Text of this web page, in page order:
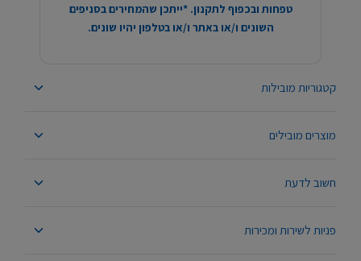
קטגוריות מובילות
מוצרים מובילים
חשוב לדעת
פניות לשירות ומכירות
טפחות ובכפוף לתקנון. *ייתכן שהמחירים בסניפים
השונים ו/או באתר ו/או בטלפון יהיו שונים.